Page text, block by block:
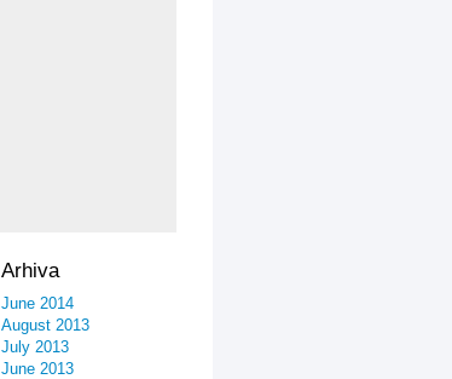
Arhiva
June 2014
August 2013
July 2013
June 2013